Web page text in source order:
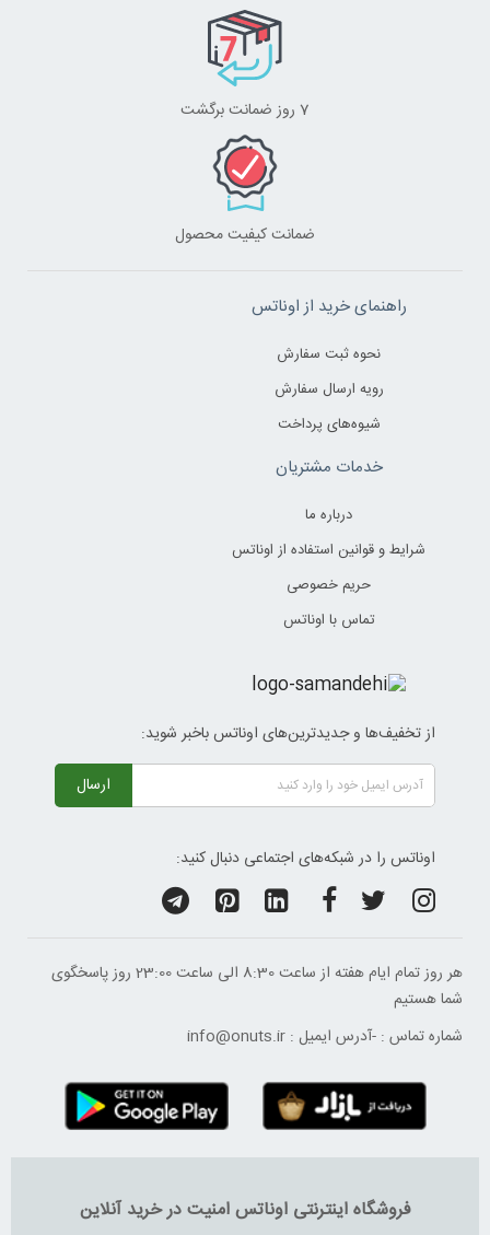
7 روز ضمانت برگشت
ضمانت کیفیت محصول
راهنمای خرید از اوناتس
نحوه ثبت سفارش
رویه ارسال سفارش
شیوه‌های پرداخت
خدمات مشتریان
درباره ما
شرایط و قوانین استفاده از اوناتس
حریم خصوصی
تماس با اوناتس
از تخفیف‌ها و جدیدترین‌های اوناتس باخبر شوید:
ارسال
اوناتس را در شبکه‌های اجتماعی دنبال کنید:
هر روز تمام ایام هفته از ساعت 8:30 الی ساعت 23:00 ‌روز پاسخگوی
شما هستیم
شماره تماس : -آدرس ایمیل : info@onuts.ir
فروشگاه اینترنتی اوناتس امنیت در خرید آنلاین